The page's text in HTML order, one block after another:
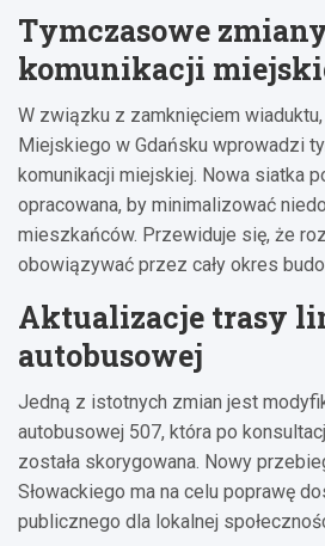
Tymczasowe
komunikacji
W związku z zamknięciem
Miejskiego w Gdańsku wprowadzi
komunikacji miejskiej. Nowa siatka
opracowana, by minimalizować
mieszkańców. Przewiduje się, że
obowiązywać przez cały okres
Aktualizacje trasy
autobusowej
Jedną z istotnych zmian jest
autobusowej 507, która po
została skorygowana. Nowy
Słowackiego ma na celu poprawę
publicznego dla lokalnej